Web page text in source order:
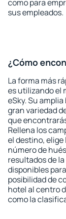
como para
sus empleados.
¿Cómo
La forma más
es utilizando el
eSky. Su
gran variedad
que
Rellena los
el destino, elige
número de
resultados de
disponibles
posibilidad de
hotel al centro
como la